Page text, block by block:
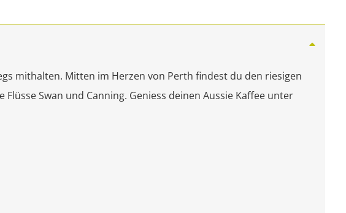
mithalten. Mitten im Herzen von Perth findest du den riesigen
Swan und Canning. Geniess deinen Aussie Kaffee unter